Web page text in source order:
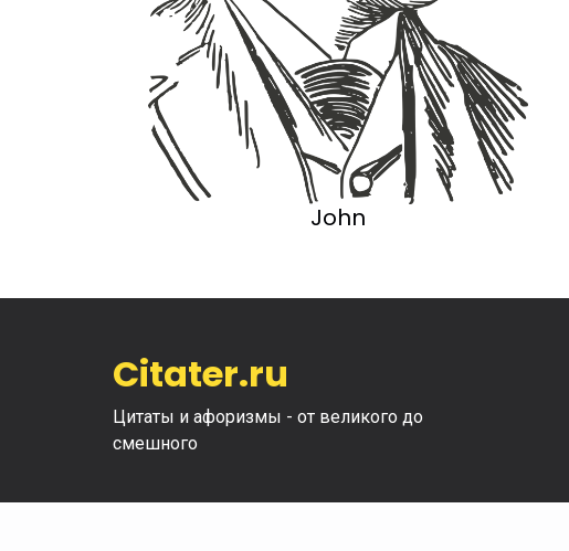
John
Citater.ru
Цитаты и афоризмы - от великого до
смешного